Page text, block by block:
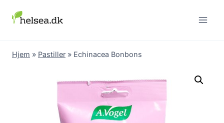
Hjem » Pastiller » Echinacea Bonbons